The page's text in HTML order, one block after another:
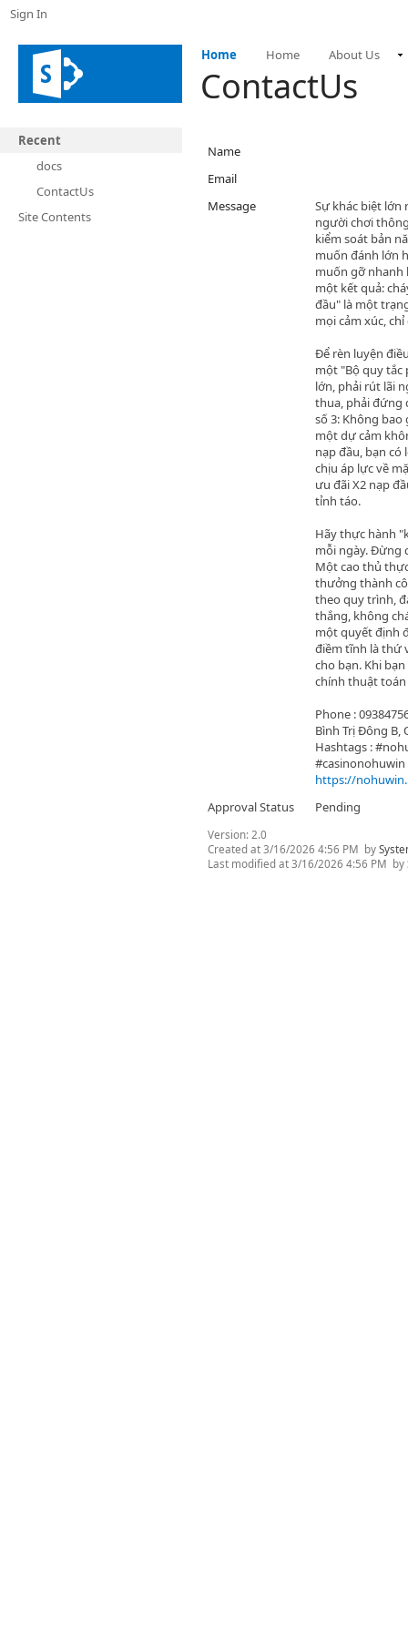
Sign In
Home Home About Us
ContactUs
Recent
docs
ContactUs
Site Contents
Name
Email
Message
Sự khác biệt lớn
người chơi
kiểm soát bản
muốn đánh lớn
muốn gỡ nhanh
một kết quả:
đầu" là một
mọi cảm xúc,
Để rèn luyện
một "Bộ quy tắc
lớn, phải rút lãi
thua, phải đứng
số 3: Không
một dự cảm
nạp đầu, bạn
chịu áp lực về
ưu đãi X2 nạp
tỉnh táo.
Hãy thực hành
mỗi ngày. Đừng
Một cao thủ
thưởng thành
theo quy trình,
thắng, không
một quyết định
điềm tĩnh là thứ
cho bạn. Khi
chính thuật toán
Phone :
Bình Trị Đông B,
Hashtags :
https://
Approval Status
Pending
Version: 2.0
Created at3/16/2026 4:56 PM by
Last modified at3/16/2026 4:56 PM by